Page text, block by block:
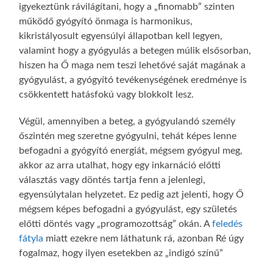
igyekeztünk rávilágítani, hogy a „finomabb” szinten
működő gyógyító önmaga is harmonikus,
kikristályosult egyensúlyi állapotban kell legyen,
valamint hogy a gyógyulás a betegen múlik elsősorban,
hiszen ha Ő maga nem teszi lehetővé saját magának a
gyógyulást, a gyógyító tevékenységének eredménye is
csökkentett hatásfokú vagy blokkolt lesz.
Végül, amennyiben a beteg, a gyógyulandó személy
őszintén meg szeretne gyógyulni, tehát képes lenne
befogadni a gyógyító energiát, mégsem gyógyul meg,
akkor az arra utalhat, hogy egy inkarnáció előtti
választás vagy döntés tartja fenn a jelenlegi,
egyensúlytalan helyzetet. Ez pedig azt jelenti, hogy Ő
mégsem képes befogadni a gyógyulást, egy születés
előtti döntés vagy „programozottság” okán. Afeledés
fátyla miatt ezekre nem láthatunk rá, azonban Ré úgy
fogalmaz, hogy ilyen esetekben az „indigó színű”